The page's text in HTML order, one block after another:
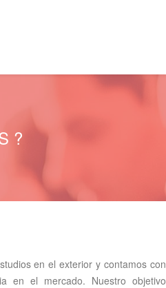
?
en el exterior y contamos con
en el mercado. Nuestro objetivo